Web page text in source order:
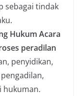
sebagai tindak
Hukum Acara
peradilan
penyidikan,
hukuman.